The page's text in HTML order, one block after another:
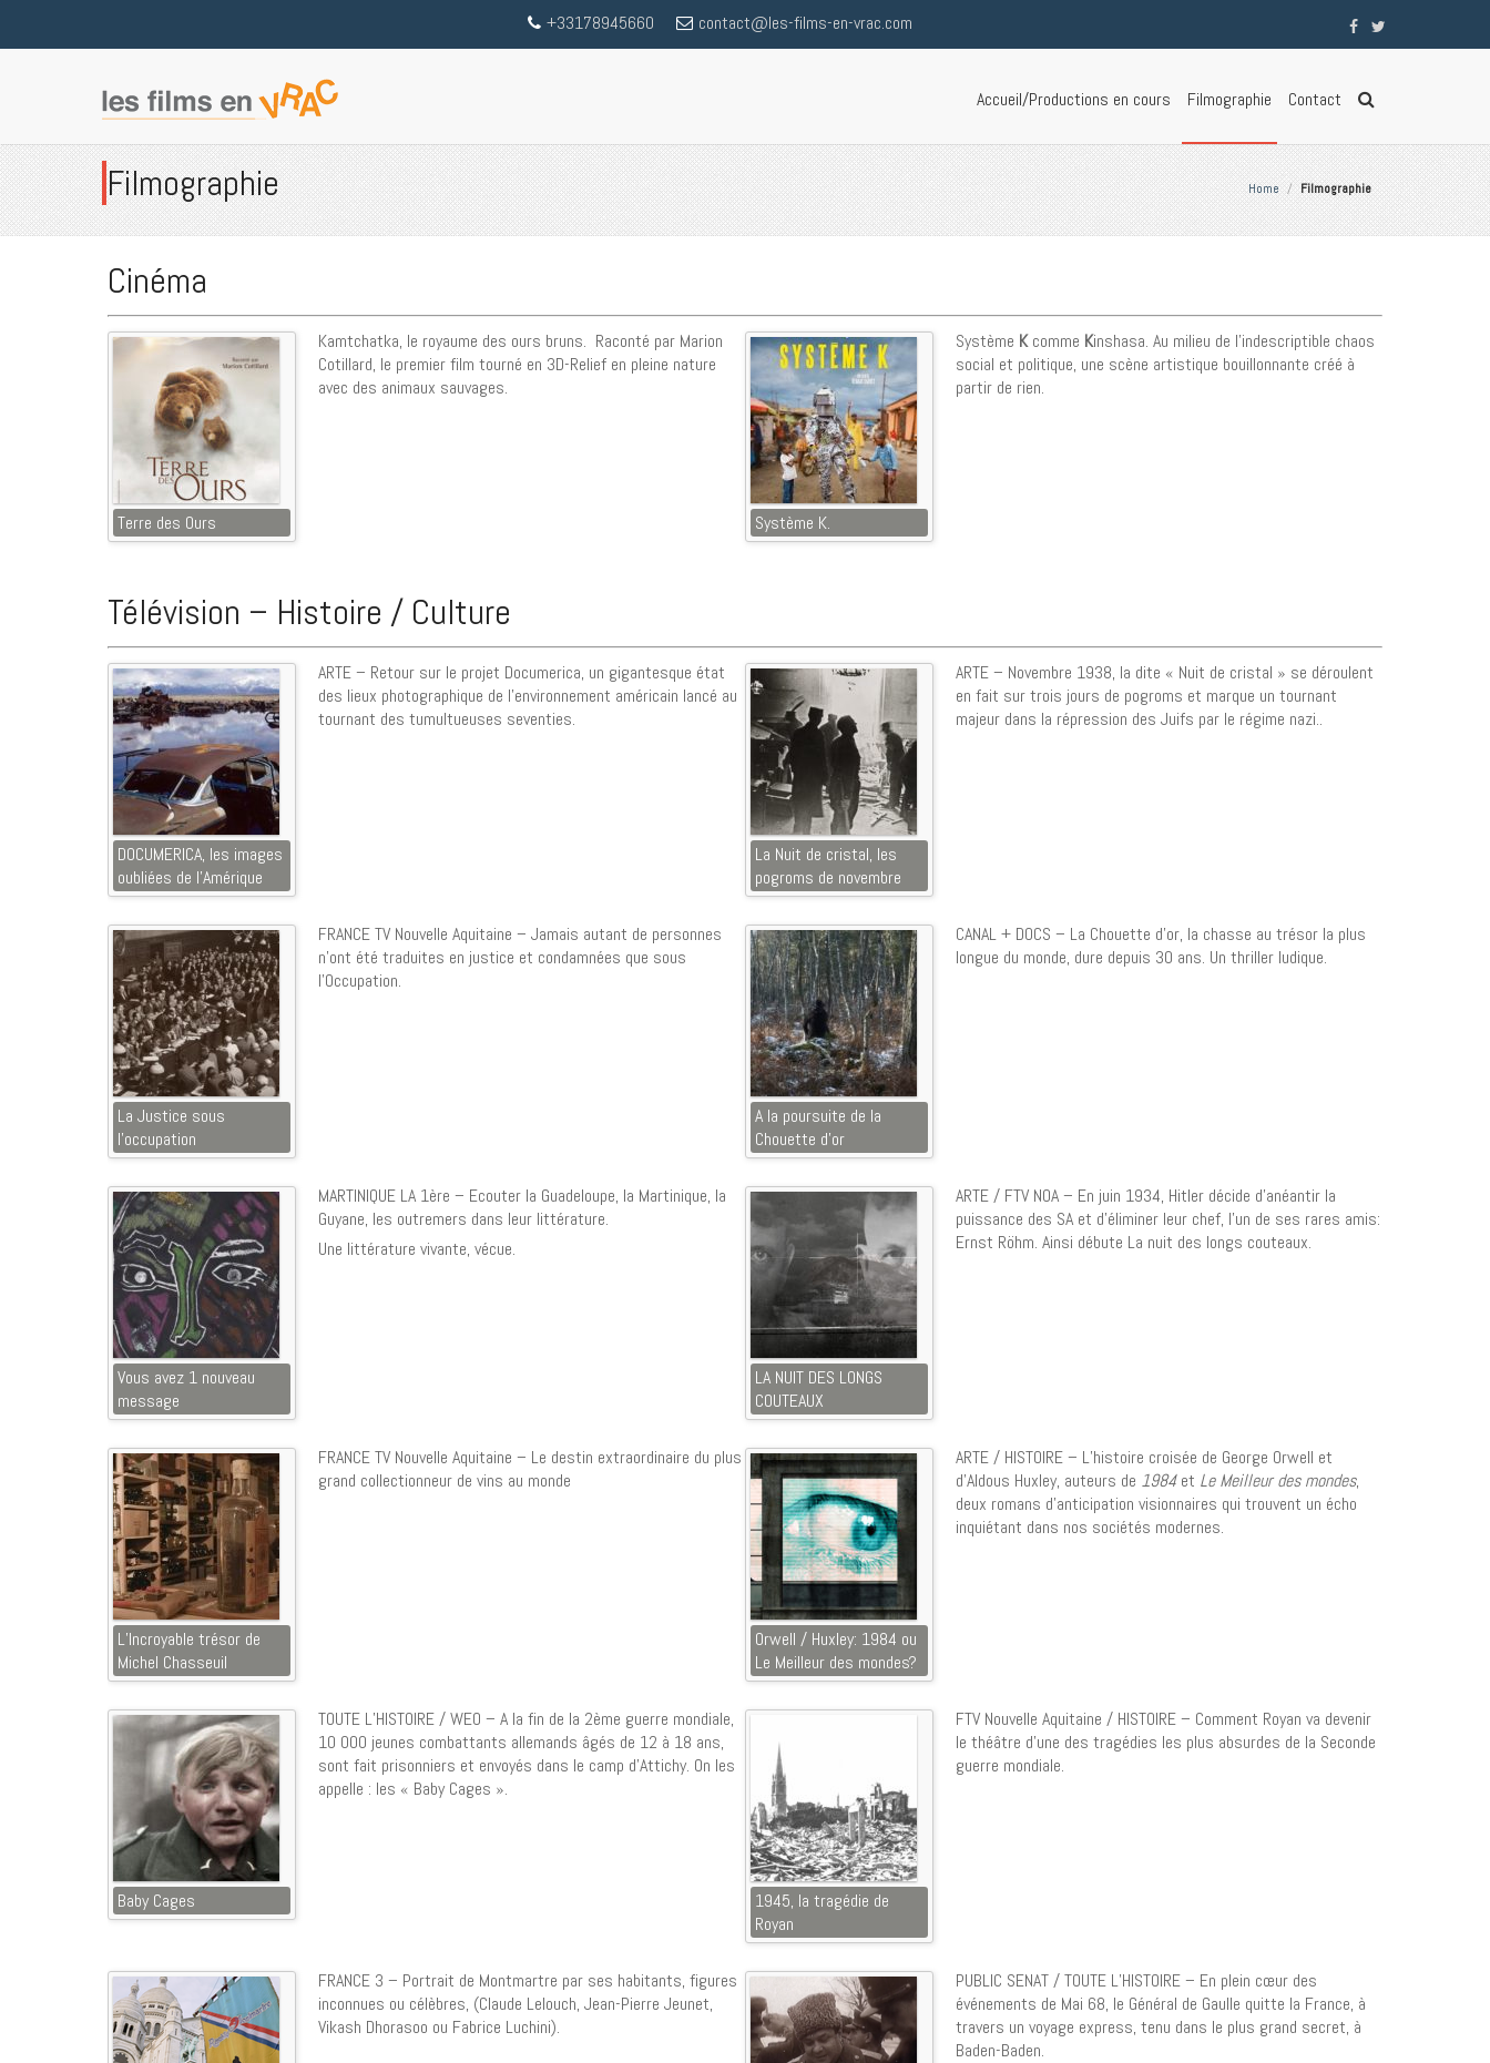
+33178945660 contact@les-films-en-vrac.com
Accueil/Productions en cours Filmographie Contact
Home / Filmographie
Filmographie
Cinéma
Terre des Ours
Kamtchatka, le royaume des ours bruns. Raconté par Marion
Cotillard, le premier film tourné en 3D-Relief en pleine nature
avec des animaux sauvages.
Système K.
Système Kcomme Kinshasa. Au milieu de l’indescriptible chaos
social et politique, une scène artistique bouillonnante créé à
partir de rien.
Télévision – Histoire / Culture
DOCUMERICA, les images
oubliées de l’Amérique
ARTE – Retour sur le projet Documerica, un gigantesque état
des lieux photographique de l’environnement américain lancé au
tournant des tumultueuses seventies.
La Nuit de cristal, les
pogroms de novembre
ARTE – Novembre 1938, la dite « Nuit de cristal » se déroulent
en fait sur trois jours de pogroms et marque un tournant
majeur dans la répression des Juifs par le régime nazi..
La Justice sous
l’occupation
FRANCE TV Nouvelle Aquitaine – Jamais autant de personnes
n’ont été traduites en justice et condamnées que sous
l’Occupation.
A la poursuite de la
Chouette d’or
CANAL + DOCS – La Chouette d’or, la chasse au trésor la plus
longue du monde, dure depuis 30 ans. Un thriller ludique.
Vous avez 1 nouveau
message
MARTINIQUE LA 1ère – Ecouter la Guadeloupe, la Martinique, la
Guyane, les outremers dans leur littérature.
Une littérature vivante, vécue.
LA NUIT DES LONGS
COUTEAUX
ARTE / FTV NOA – En juin 1934, Hitler décide d’anéantir la
puissance des SA et d’éliminer leur chef, l’un de ses rares amis:
Ernst Röhm. Ainsi débute La nuit des longs couteaux.
L’Incroyable trésor de
Michel Chasseuil
FRANCE TV Nouvelle Aquitaine – Le destin extraordinaire du plus
grand collectionneur de vins au monde
Orwell / Huxley: 1984 ou
Le Meilleur des mondes?
ARTE / HISTOIRE – L’histoire croisée de George Orwell et
d’Aldous Huxley, auteurs de 1984et Le Meilleur des mondes,
deux romans d’anticipation visionnaires qui trouvent un écho
inquiétant dans nos sociétés modernes.
Baby Cages
TOUTE L’HISTOIRE / WEO – A la fin de la 2ème guerre mondiale,
10 000 jeunes combattants allemands âgés de 12 à 18 ans,
sont fait prisonniers et envoyés dans le camp d’Attichy. On les
appelle : les « Baby Cages ».
1945, la tragédie de
Royan
FTV Nouvelle Aquitaine / HISTOIRE – Comment Royan va devenir
le théâtre d’une des tragédies les plus absurdes de la Seconde
guerre mondiale.
FRANCE 3 – Portrait de Montmartre par ses habitants, figures
inconnues ou célèbres, (Claude Lelouch, Jean-Pierre Jeunet,
Vikash Dhorasoo ou Fabrice Luchini).
PUBLIC SENAT / TOUTE L’HISTOIRE – En plein cœur des
événements de Mai 68, le Général de Gaulle quitte la France, à
travers un voyage express, tenu dans le plus grand secret, à
Baden-Baden.